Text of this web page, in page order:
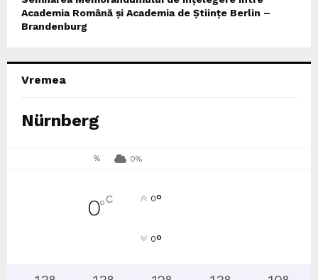
Academia Română și Academia de Științe Berlin –
Brandenburg
Vremea
Nürnberg
% 0%
0°C 0°
0°